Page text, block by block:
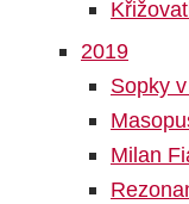
2019
Sopky
Milan